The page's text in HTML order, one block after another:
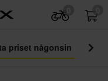
priset någonsin